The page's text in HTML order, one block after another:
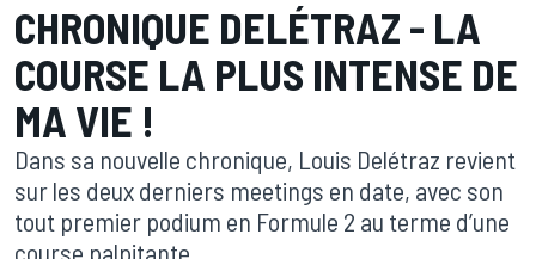
CHRONIQUE DELÉTRAZ - LA
COURSE LA PLUS INTENSE DE
MA VIE !
Dans sa nouvelle chronique, Louis Delétraz revient
sur les deux derniers meetings en date, avec son
tout premier podium en Formule 2 au terme d’une
course palpitante.